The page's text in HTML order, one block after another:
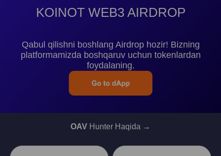
KOINOT WEB3 AIRDROP
Qabul qilishni boshlang Airdrop hozir! Bizning
platformamizda boshqaruv uchun tokenlardan
foydalaning.
OAV Hunter Haqida →